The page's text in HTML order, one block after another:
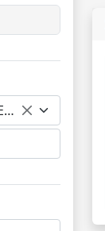
Media, Design & Entertainment